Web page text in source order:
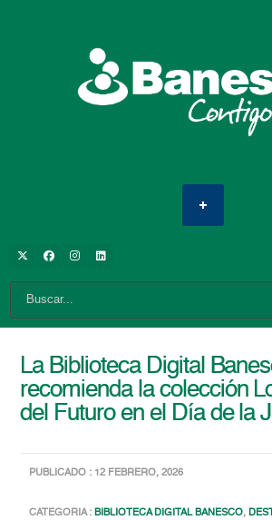
La Biblioteca Digital
recomienda la colección
del Futuro en el Día de la
PUBLICADO : 12 FEBRERO, 2026
CATEGORIA :BIBLIOTECA DIGITAL BANESCO,